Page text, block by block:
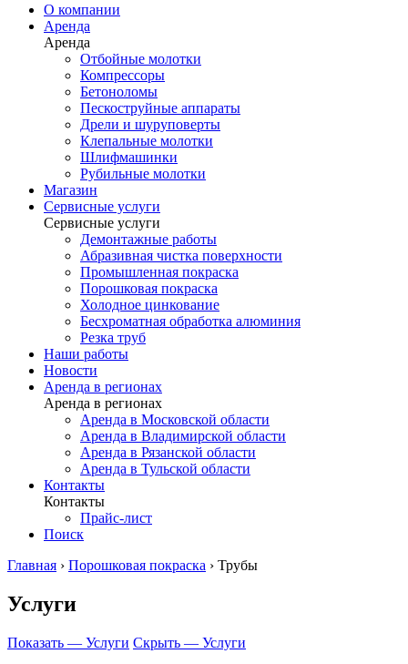
О компании
Аренда
Аренда
Отбойные молотки
Компрессоры
Бетоноломы
Пескоструйные аппараты
Дрели и шуруповерты
Клепальные молотки
Шлифмашинки
Рубильные молотки
Магазин
Сервисные услуги
Сервисные услуги
Демонтажные работы
Абразивная чистка поверхности
Промышленная покраска
Порошковая покраска
Холодное цинкование
Бесхроматная обработка алюминия
Резка труб
Наши работы
Новости
Аренда в регионах
Аренда в регионах
Аренда в Московской области
Аренда в Владимирской области
Аренда в Рязанской области
Аренда в Тульской области
Контакты
Контакты
Прайс-лист
Поиск
Главная › Порошковая покраска › Трубы
Услуги
Показать — Услуги Скрыть — Услуги